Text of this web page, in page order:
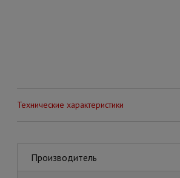
Технические характеристики
Производитель